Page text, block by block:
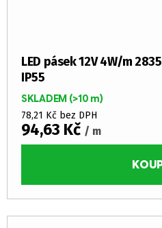
LED pásek 12V 4W/m
IP55
SKLADEM (>10 m)
78,21 Kč bez DPH
94,63 Kč / m